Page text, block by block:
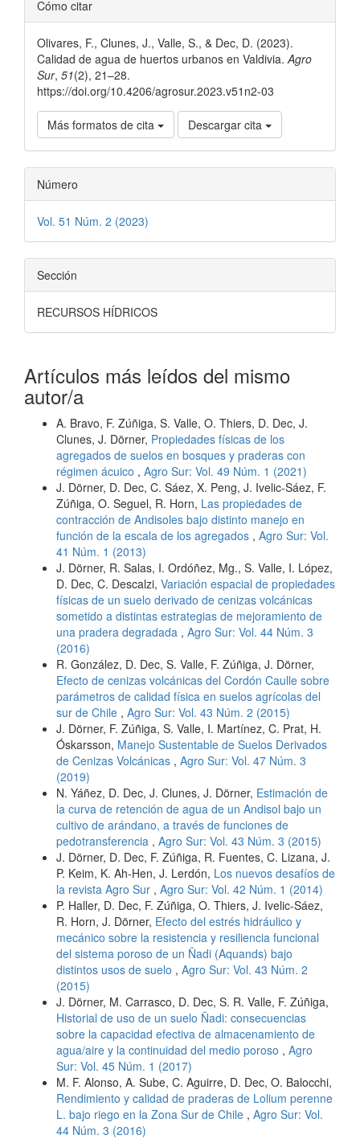
del
artículo
Cómo citar
Olivares, F., Clunes, J., Valle, S., & Dec, D. (2023).
Calidad de agua de huertos urbanos en Valdivia. Agro
Sur, 51(2), 21–28.
https://doi.org/10.4206/agrosur.2023.v51n2-03
Más formatos de cita Descargar cita
Número
Vol. 51 Núm. 2 (2023)
Sección
RECURSOS HÍDRICOS
Artículos más leídos del mismo
autor/a
A. Bravo, F. Zúñiga, S. Valle, O. Thiers, D. Dec, J.
Clunes, J. Dörner, Propiedades físicas de los
agregados de suelos en bosques y praderas con
régimen ácuico , Agro Sur: Vol. 49 Núm. 1 (2021)
J. Dörner, D. Dec, C. Sáez, X. Peng, J. Ivelic-Sáez, F.
Zúñiga, O. Seguel, R. Horn, Las propiedades de
contracción de Andisoles bajo distinto manejo en
función de la escala de los agregados , Agro Sur: Vol.
41 Núm. 1 (2013)
J. Dörner, R. Salas, I. Ordóñez, Mg., S. Valle, I. López,
D. Dec, C. Descalzi, Variación espacial de propiedades
físicas de un suelo derivado de cenizas volcánicas
sometido a distintas estrategias de mejoramiento de
una pradera degradada , Agro Sur: Vol. 44 Núm. 3
(2016)
R. González, D. Dec, S. Valle, F. Zúñiga, J. Dörner,
Efecto de cenizas volcánicas del Cordón Caulle sobre
parámetros de calidad física en suelos agrícolas del
sur de Chile , Agro Sur: Vol. 43 Núm. 2 (2015)
J. Dörner, F. Zúñiga, S. Valle, I. Martínez, C. Prat, H.
Óskarsson, Manejo Sustentable de Suelos Derivados
de Cenizas Volcánicas , Agro Sur: Vol. 47 Núm. 3
(2019)
N. Yáñez, D. Dec, J. Clunes, J. Dörner, Estimación de
la curva de retención de agua de un Andisol bajo un
cultivo de arándano, a través de funciones de
pedotransferencia , Agro Sur: Vol. 43 Núm. 3 (2015)
J. Dörner, D. Dec, F. Zúñiga, R. Fuentes, C. Lizana, J.
P. Keim, K. Ah-Hen, J. Lerdón, Los nuevos desafíos de
la revista Agro Sur , Agro Sur: Vol. 42 Núm. 1 (2014)
P. Haller, D. Dec, F. Zúñiga, O. Thiers, J. Ivelic-Sáez,
R. Horn, J. Dörner, Efecto del estrés hidráulico y
mecánico sobre la resistencia y resiliencia funcional
del sistema poroso de un Ñadi (Aquands) bajo
distintos usos de suelo , Agro Sur: Vol. 43 Núm. 2
(2015)
J. Dörner, M. Carrasco, D. Dec, S. R. Valle, F. Zúñiga,
Historial de uso de un suelo Ñadi: consecuencias
sobre la capacidad efectiva de almacenamiento de
agua/aire y la continuidad del medio poroso , Agro
Sur: Vol. 45 Núm. 1 (2017)
M. F. Alonso, A. Sube, C. Aguirre, D. Dec, O. Balocchi,
Rendimiento y calidad de praderas de Lolium perenne
L. bajo riego en la Zona Sur de Chile , Agro Sur: Vol.
44 Núm. 3 (2016)